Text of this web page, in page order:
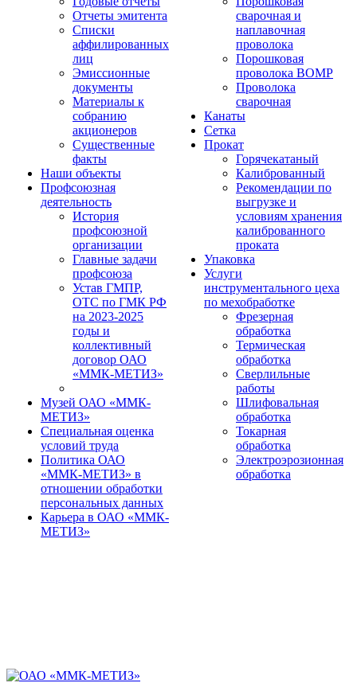
Отчеты эмитента
Списки
аффилированных
лиц
Эмиссионные
документы
Материалы к
собранию
акционеров
Существенные
факты
Наши объекты
Профсоюзная
деятельность
История
профсоюзной
организации
Главные задачи
профсоюза
Устав ГМПР,
ОТС по ГМК РФ
на 2023-2025
годы и
коллективный
договор ОАО
«ММК-МЕТИЗ»
Музей ОАО «ММК-
МЕТИЗ»
Специальная оценка
условий труда
Политика ОАО
«ММК-МЕТИЗ» в
отношении обработки
персональных данных
Карьера в ОАО «ММК-
МЕТИЗ»
сварочная и
наплавочная
проволока
Порошковая
проволока ВОМР
Проволока
сварочная
Канаты
Сетка
Прокат
Горячекатаный
Калиброванный
Рекомендации по
выгрузке и
условиям хранения
калиброванного
проката
Упаковка
Услуги
инструментального цеха
по мехобработке
Фрезерная
обработка
Термическая
обработка
Сверлильные
работы
Шлифовальная
обработка
Токарная
обработка
Электроэрозионная
обработка